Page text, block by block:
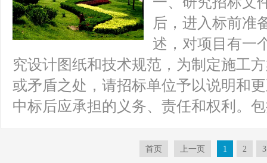
后，进入标前准
述，对项目有一
究设计图纸和技术规范，为制定施工
或矛盾之处，请招标单位予以说明和
中标后应承担的义务、责任和权利。
首页 上一页 1 2 3